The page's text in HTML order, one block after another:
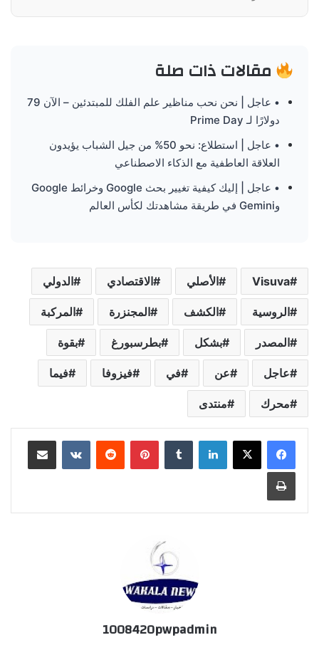
مقالات ذات صلة
• عاجل | نحن نحب مناظير علم الفلك للمبتدئين – الآن 79
دولارًا لـ Prime Day
• عاجل | استطلاع: نحو 50% من جيل الشباب يؤيدون
العلاقة العاطفية مع الذكاء الاصطناعي
• عاجل | إليك كيفية تغيير بحث Google وخرائط Google
وGemini في طريقة مشاهدتك لكأس العالم
Visuva الأصلي الاقتصادي الدولي
الروسية الكشف المجنزرة المركبة
المصدر بشكل بطرسبورغ بقوة
عاجل عن في فيزوفا فيما
محرك منتدى
لينكدإن بينتيريست
1008420pwpadmin